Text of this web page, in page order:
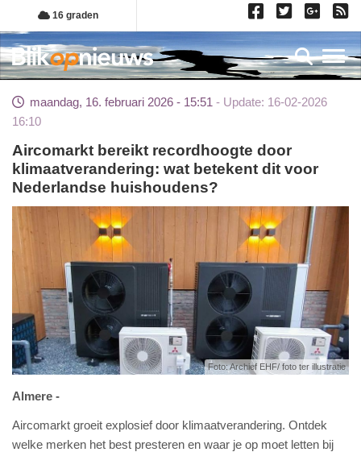
Overslaan
en
naar
de
gaan
16 graden
maandag, 16. februari 2026 - 15:51
Update: 16-02-2026
16:10
Aircomarkt bereikt recordhoogte door
klimaatverandering: wat betekent dit voor
Nederlandse huishoudens?
Foto: Archief EHF/ foto ter illustratie
Almere
Aircomarkt groeit explosief door klimaatverandering. Ontdek
welke merken het best presteren en waar je op moet letten bij